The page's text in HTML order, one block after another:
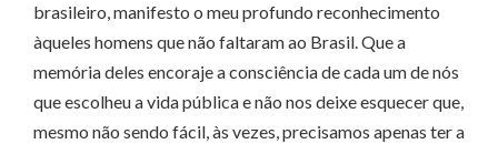
brasileiro, manifesto o meu profundo reconhecimento
àqueles homens que não faltaram ao Brasil. Que a
memória deles encoraje a consciência de cada um de nós
que escolheu a vida pública e não nos deixe esquecer que,
mesmo não sendo fácil, às vezes, precisamos apenas ter a